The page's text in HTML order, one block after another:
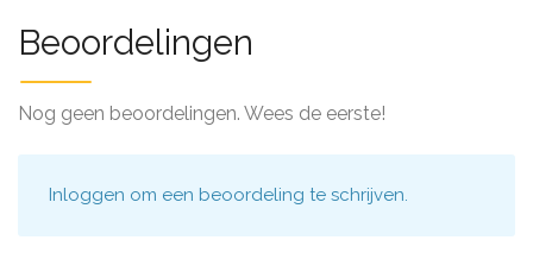
Beoordelingen
Nog geen beoordelingen. Wees de eerste!
Inloggen om een beoordeling te schrijven.